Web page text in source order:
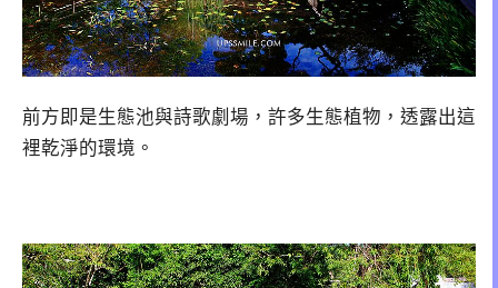
前方即是生態池與詩歌劇場，許多生態植物，透露出這
裡乾淨的環境。